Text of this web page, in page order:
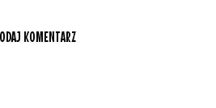
KOMENTARZ